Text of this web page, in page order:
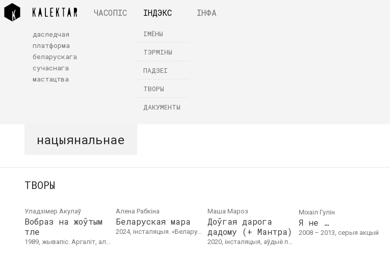
даследчая
платформа
беларускага
сучаснага
мастацтва
ЧАСОПІС ІНДЭКС
ІМЁНЫ
ТЭРМІНЫ
ПАДЗЕІ
ТВОРЫ
ДАКУМЕНТЫ
ІНФА
нацыянальнае
ТВОРЫ
Уладзімер Акулаў
Вобраз на жоўтым
тле
1989, жывапіс. Аргаліт, алей. 64 х 48 см. З калекцыі Аляксандра Іванова.
Алена Рабкіна
Беларуская мара
2024, інсталяцыя. «Беларуская мара» 2024,&nbsp;акрыл на фарфоры. Выстаўлялась ў Ars Electronica, Аўстрыя; Фестываль Sziget, Венгрыя.
Маша Мароз
Доўгая дарога
дадому (+ Мантра)
2020, інсталяцыя, аўдыё праца. Інсталяцыя "Доўгая дарога дадому": 3D, шкло, свечкі, люстэркі, сінтэтычная тканіна. Aўдыё "Мантра": 10'21"
Мiхаiл Гулiн
Я не …
2008 – 2013, серыя акцый